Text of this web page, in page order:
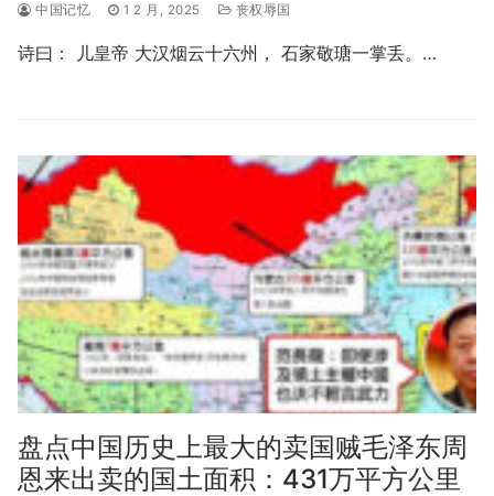
中国记忆 1 2 月, 2025 丧权辱国
诗曰： 儿皇帝 大汉烟云十六州， 石家敬瑭一掌丢。…
盘点中国历史上最大的卖国贼毛泽东周
恩来出卖的国土面积：431万平方公里